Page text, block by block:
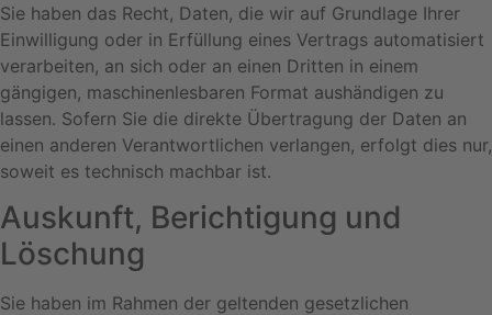
Sie haben das Recht, Daten, die wir auf Grundlage Ihrer
Einwilligung oder in Erfüllung eines Vertrags automatisiert
verarbeiten, an sich oder an einen Dritten in einem
gängigen, maschinenlesbaren Format aushändigen zu
lassen. Sofern Sie die direkte Übertragung der Daten an
einen anderen Verantwortlichen verlangen, erfolgt dies nur,
soweit es technisch machbar ist.
Auskunft, Berichtigung und
Löschung
Sie haben im Rahmen der geltenden gesetzlichen